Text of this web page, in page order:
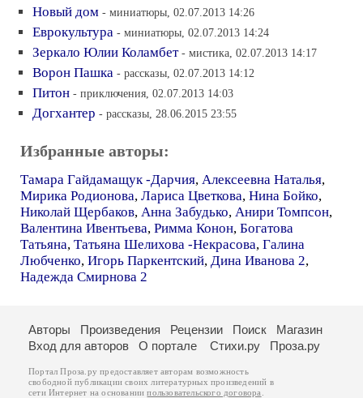
Новый дом - миниатюры, 02.07.2013 14:26
Еврокультура - миниатюры, 02.07.2013 14:24
Зеркало Юлии Коламбет - мистика, 02.07.2013 14:17
Ворон Пашка - рассказы, 02.07.2013 14:12
Питон - приключения, 02.07.2013 14:03
Догхантер - рассказы, 28.06.2015 23:55
Избранные авторы:
Тамара Гайдамащук -Дарчия, Алексеевна Наталья,
Мирика Родионова, Лариса Цветкова, Нина Бойко,
Николай Щербаков, Анна Забудько, Анири Томпсон,
Валентина Ивентьева, Римма Конон, Богатова
Татьяна, Татьяна Шелихова -Некрасова, Галина
Любченко, Игорь Паркентский, Дина Иванова 2,
Надежда Смирнова 2
Авторы Произведения Рецензии Поиск
Магазин
Вход для авторов
О портале Стихи.ру Проза.ру
Портал Проза.ру предоставляет авторам возможность
свободной публикации своих литературных произведений в
сети Интернет на основаниипользовательского договора